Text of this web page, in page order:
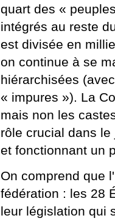
quart des «
intégrés au reste
est divisée en
on continue à se
hiérarchisées
« impures »). La
mais non les
rôle crucial dans
et fonctionnant un
On comprend que
fédération : les 28
leur législation qui